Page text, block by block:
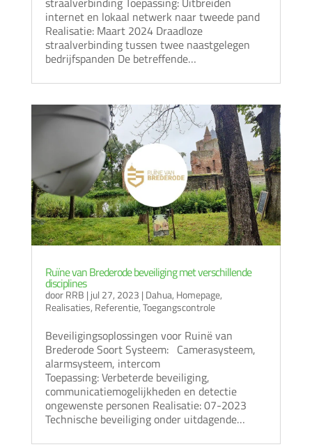
internet en lokaal netwerk naar tweede pand
Realisatie: Maart 2024 Draadloze
straalverbinding tussen twee naastgelegen
bedrijfspanden De betreffende…
Ruïne van Brederode beveiliging met verschillende
disciplines
doorRRB | jul 27, 2023 | Dahua, Homepage,
Realisaties, Referentie,Toegangscontrole
Beveiligingsoplossingen voor Ruinë van
Brederode Soort Systeem: Camerasysteem,
alarmsysteem, intercom
Toepassing: Verbeterde beveiliging,
communicatiemogelijkheden en detectie
ongewenste personen Realisatie: 07-2023
Technische beveiliging onder uitdagende…